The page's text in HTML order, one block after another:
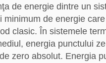
de energie dintre un
minimum de energie
clasic. În sistemele
energia punctului
zero absolut. Energia